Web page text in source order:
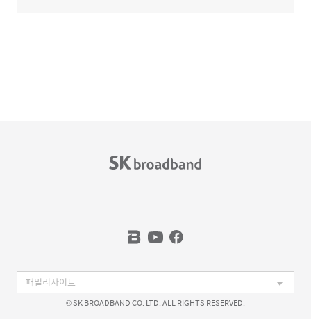
© SK BROADBAND CO. LTD. ALL RIGHTS RESERVED.